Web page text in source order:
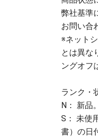
弊社基準
お問い合
※ネット
とは異な
ングオフ
ランク・
N： 新品
S： 未使
書）の日